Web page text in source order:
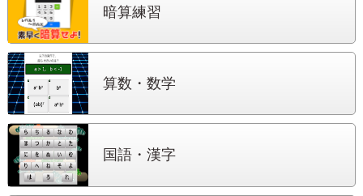
暗算練習
算数・数学
国語・漢字